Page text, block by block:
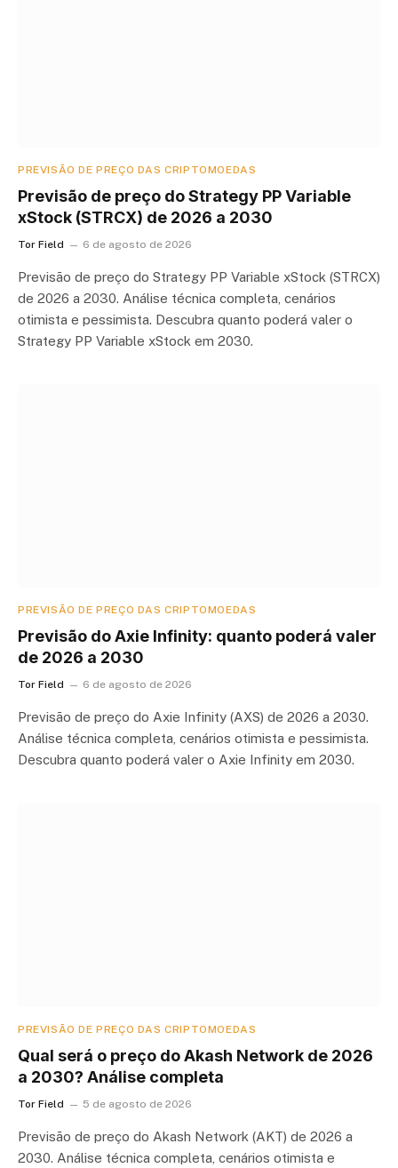
PREVISÃO DE PREÇO DAS CRIPTOMOEDAS
Previsão de preço do Strategy PP Variable
xStock (STRCX) de 2026 a 2030
Tor Field 6 de agosto de 2026
Previsão de preço do Strategy PP Variable xStock (STRCX)
de 2026 a 2030. Análise técnica completa, cenários
otimista e pessimista. Descubra quanto poderá valer o
Strategy PP Variable xStock em 2030.
PREVISÃO DE PREÇO DAS CRIPTOMOEDAS
Previsão do Axie Infinity: quanto poderá valer
de 2026 a 2030
Tor Field 6 de agosto de 2026
Previsão de preço do Axie Infinity (AXS) de 2026 a 2030.
Análise técnica completa, cenários otimista e pessimista.
Descubra quanto poderá valer o Axie Infinity em 2030.
PREVISÃO DE PREÇO DAS CRIPTOMOEDAS
Qual será o preço do Akash Network de 2026
a 2030? Análise completa
Tor Field 5 de agosto de 2026
Previsão de preço do Akash Network (AKT) de 2026 a
2030. Análise técnica completa, cenários otimista e